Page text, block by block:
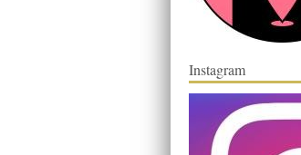
Instagram